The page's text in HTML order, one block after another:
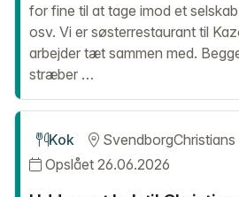
for fine til at tage imod et
osv. Vi er søsterrestaurant til
arbejder tæt sammen med.
stræber …
Kok Svendborg
Opslået 26.06.2026